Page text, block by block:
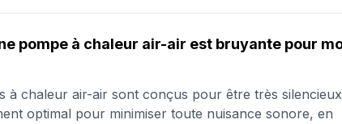
pompe à chaleur air-air est bruyante pour
à chaleur air-air sont conçus pour être très
optimal pour minimiser toute nuisance sonore, en